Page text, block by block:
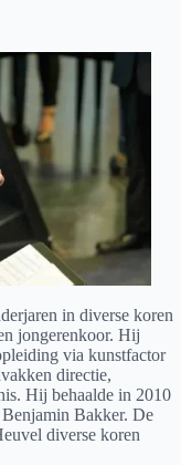
in diverse koren
jongerenkoor. Hij
via kunstfactor
directie,
Hij behaalde in 2010
Bakker. De
diverse koren